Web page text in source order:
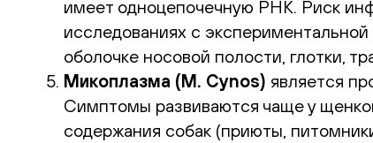
имеет одноцепочечную РНК. Риск
исследованиях с
оболочке носовой полости, глотки,
Микоплазма (М. Cynos) является
Симптомы развиваются чаще у
содержания собак (приюты,